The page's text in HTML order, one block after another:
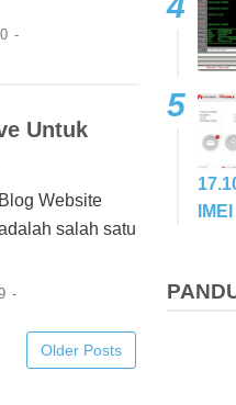
Untuk
Website
salah satu
Older Posts